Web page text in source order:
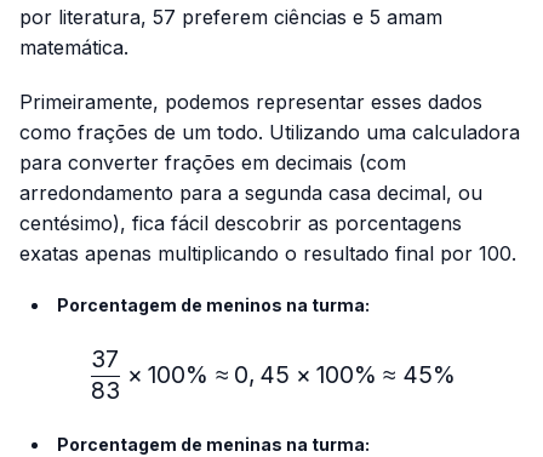
por literatura, 57 preferem ciências e 5 amam
matemática.
Primeiramente, podemos representar esses dados
como frações de um todo. Utilizando uma calculadora
para converter frações em decimais (com
arredondamento para a segunda casa decimal, ou
centésimo), fica fácil descobrir as porcentagens
exatas apenas multiplicando o resultado final por 100.
Porcentagem de meninos na turma:
\frac{37}{83} × 100\%≈
83
37
× 100% ≈ 0, 45 × 100% ≈ 45%
Porcentagem de meninas na turma: